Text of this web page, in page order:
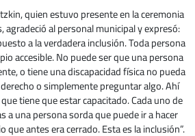
quien estuvo presente en la ceremonia
agradeció al personal municipal y expresó:
a la verdadera inclusión. Toda persona
accesible. No puede ser que una persona
o tiene una discapacidad física no pueda
o simplemente preguntar algo. Ahí
tiene que estar capacitado. Cada uno de
a una persona sorda que puede ir a hacer
antes era cerrado. Esta es la inclusión”.